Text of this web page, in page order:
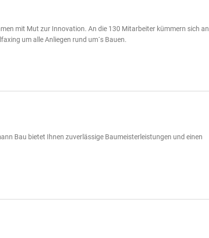
mit Mut zur Innovation. An die 130 Mitarbeiter kümmern sich an
um alle Anliegen rund um´s Bauen.
Bau bietet Ihnen zuverlässige Baumeisterleistungen und einen